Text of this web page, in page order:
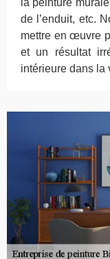
la peinture
de l’enduit, etc.
mettre en œuvre
et un résultat
intérieure dans la